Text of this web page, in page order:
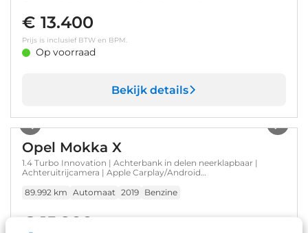
€ 13.400
Prijs is inclusief BTW en BPM.
Op voorraad
Bekijk details
Opel Mokka X
1.4 Turbo Innovation | Achterbank in delen neerklapbaar |
Achteruitrijcamera | Apple Carplay/Android
89.992 km Automaat 2019 Benzine
€ 15.900